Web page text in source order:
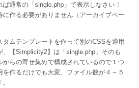
通常の「single.php」で表示しなさい！
に作る必要がありません（アーカイブペー
タムテンプレートを作って別のCSSを適用
、【Simplicity2】は「single.php」そのも
からの寄せ集めで構成されているので１つ
作るだけでも大変、ファイル数が４～５